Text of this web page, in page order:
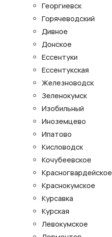
Георгиевск
Горячеводский
Дивное
Донское
Ессентуки
Ессентукская
Железноводск
Зеленокумск
Изобильный
Иноземцево
Ипатово
Кисловодск
Кочубеевское
Красногвардейское
Краснокумское
Курсавка
Курская
Левокумское